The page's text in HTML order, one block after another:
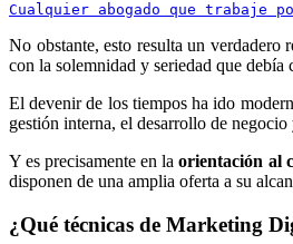
Cualquier abogado que trabaje
No obstante, esto resulta un verdadero
con la solemnidad y seriedad que debía
El devenir de los tiempos ha ido
gestión interna, el desarrollo de
Y es precisamente en laorientación al
disponen de una amplia oferta a su
¿Qué técnicas de Marketing